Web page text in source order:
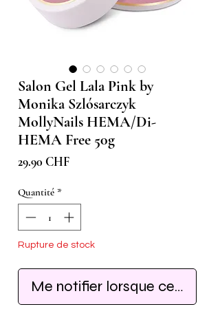
Salon Gel Lala Pink by
Monika Szlósarczyk
MollyNails HEMA/Di-
HEMA Free 50g
29.90 CHFPrix
Quantité *
Rupture de stock
Me notifier lorsque cet